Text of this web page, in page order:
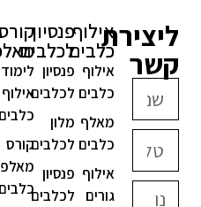
ליצירת
קשר
אילוף
כלבים
אילוף
כלבים
מאלף
כלבים
אילוף
גורים
פנסיון
לכלבים
פנסיון
לכלבים
מלון
לכלבים
פנסיון
לכלבים
אילוף
כלבים
קורס
כלבים